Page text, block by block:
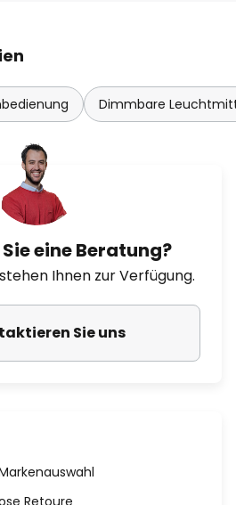
Dimmbare
eine Beratung?
Ihnen zur Verfügung.
Sie uns
Retoure